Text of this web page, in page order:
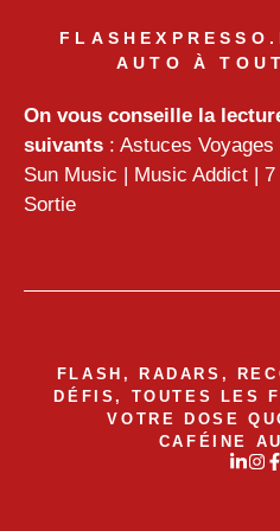
AUTO À
On vous conseille la
suivants : Astuces Voyages
Sun Music | Music Addict | 7
Sortie
FLASH, RADARS,
DÉFIS, TOUTES LES
VOTRE DOSE
CAFÉINE